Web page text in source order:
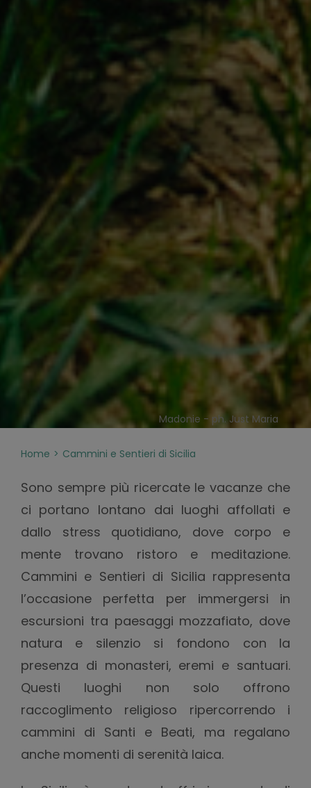
Madonie - ph. Just Maria
Home Cammini e Sentieri di Sicilia
Sono sempre più ricercate le vacanze che
ci portano lontano dai luoghi affollati e
dallo stress quotidiano, dove corpo e
mente trovano ristoro e meditazione.
Cammini e Sentieri di Sicilia rappresenta
l’occasione perfetta per immergersi in
escursioni tra paesaggi mozzafiato, dove
natura e silenzio si fondono con la
presenza di monasteri, eremi e santuari.
Questi luoghi non solo offrono
raccoglimento religioso ripercorrendo i
cammini di Santi e Beati, ma regalano
anche momenti di serenità laica.